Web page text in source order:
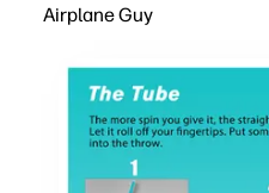
Airplane Guy